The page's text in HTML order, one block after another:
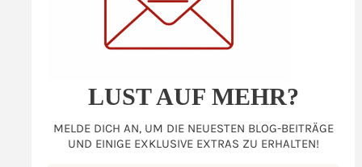
LUST AUF MEHR?
MELDE DICH AN, UM DIE NEUESTEN BLOG-BEITRÄGE
UND EINIGE EXKLUSIVE EXTRAS ZU ERHALTEN!